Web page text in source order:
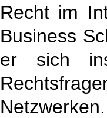
Recht im
Business
er sich